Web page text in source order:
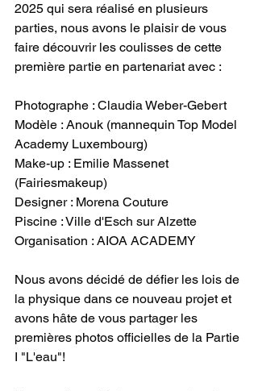
2025 qui sera réalisé en plusieurs
parties, nous avons le plaisir de vous
faire découvrir les coulisses de cette
première partie en partenariat avec :
Photographe : Claudia Weber-Gebert
Modèle : Anouk (mannequin Top Model
Academy Luxembourg)
Make-up : Emilie Massenet
(Fairiesmakeup)
Designer : Morena Couture
Piscine : Ville d'Esch sur Alzette
Organisation : AIOA ACADEMY
Nous avons décidé de défier les lois de
la physique dans ce nouveau projet et
avons hâte de vous partager les
premières photos officielles de la Partie
I "L'eau"!